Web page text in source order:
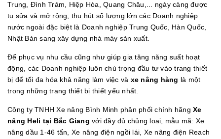
Trung, Đình Trám, Hiệp Hòa, Quang Châu,... ngày càng được
tu sửa và mở rộng; thu hút số lượng lớn các Doanh nghiệp
nước ngoài đặc biệt là Doanh nghiệp Trung Quốc, Hàn Quốc,
Nhật Bản sang xây dựng nhà máy sản xuất.
Để phục vụ nhu cầu cũng như giúp gia tăng năng suất hoạt
động, các Doanh nghiệp luôn chú trọng đầu tư vào trang thiết
bị để tối đa hóa khả năng làm việc và xe nâng hàng là một
trong những trang thiết bị thiết yếu nhất.
Công ty TNHH Xe nâng Bình Minh phân phối chính hãng Xe
nâng Heli tại Bắc Giang với đầy đủ chủng loại, mẫu mã: Xe
nâng dầu 1-46 tấn, Xe nâng điện ngồi lái, Xe nâng điện Reach